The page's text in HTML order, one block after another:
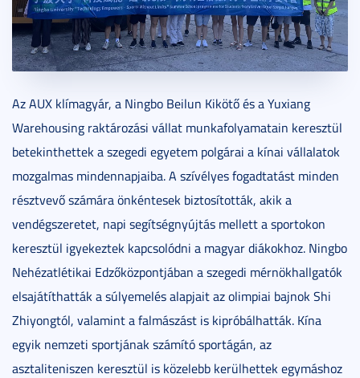
Az AUX klímagyár, a Ningbo Beilun Kikötő és a Yuxiang
Warehousing raktározási vállat munkafolyamatain keresztül
betekinthettek a szegedi egyetem polgárai a kínai vállalatok
mozgalmas mindennapjaiba. A szívélyes fogadtatást minden
résztvevő számára önkéntesek biztosították, akik a
vendégszeretet, napi segítségnyújtás mellett a sportokon
keresztül igyekeztek kapcsolódni a magyar diákokhoz. Ningbo
Nehézatlétikai Edzőközpontjában a szegedi mérnökhallgatók
elsajátíthatták a súlyemelés alapjait az olimpiai bajnok Shi
Zhiyongtól, valamint a falmászást is kipróbálhatták. Kína
egyik nemzeti sportjának számító sportágán, az
asztaliteniszen keresztül is közelebb kerülhettek egymáshoz